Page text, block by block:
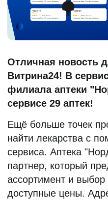
Отличная новость
Витрина24! В
филиала аптеки
сервисе 29 аптек!
Ещё больше точек
найти лекарства с
сервиса. Аптека
партнер, который
ассортимент и выбор
доступные цены.